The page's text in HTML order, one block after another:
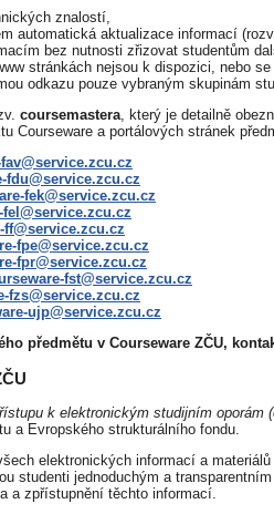
znalostí,
automatická aktualizace informací
bez nutnosti zřizovat studentům
stránkách nejsou k dispozici, nebo
odkazu pouze vybraným skupinám
coursemastera, který je detailně
Courseware a portálových stránek
fdu@service.zcu.cz
fek@service.zcu.cz
ff@service.zcu.cz
fpe@service.zcu.cz
fpr@service.zcu.cz
fst@service.zcu.cz
fzs@service.zcu.cz
ujp@service.zcu.cz
předmětu v Courseware ZČU,
k elektronickým studijním oporám
a Evropského strukturálního fondu.
elektronických informací a
studenti jednoduchým a
a zpřístupnění těchto informací.